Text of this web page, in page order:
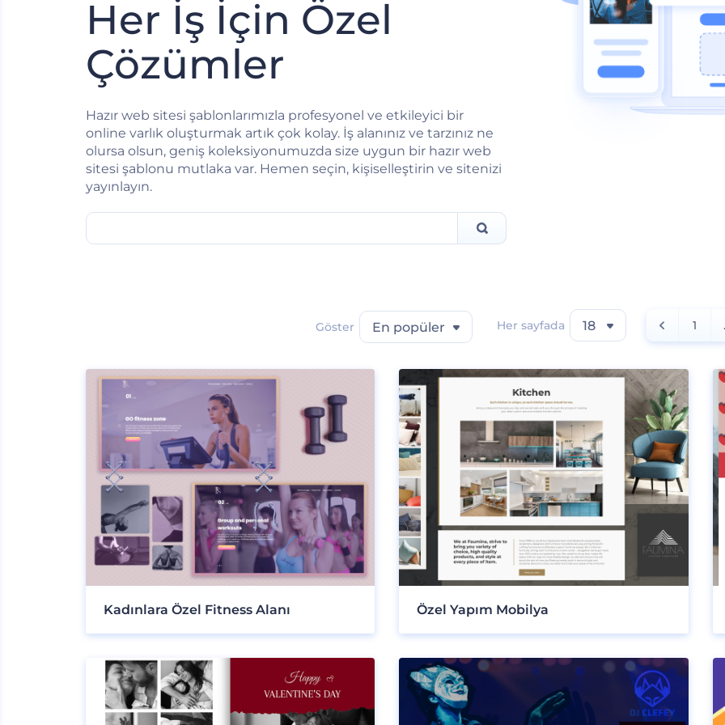
Her İş İçin Özel
Çözümler
Hazır web sitesi şablonlarımızla profesyonel ve etkileyici bir
online varlık oluşturmak artık çok kolay. İş alanınız ve tarzınız ne
olursa olsun, geniş koleksiyonumuzda size uygun bir hazır web
sitesi şablonu mutlaka var. Hemen seçin, kişiselleştirin ve sitenizi
yayınlayın.
Göster En popüler Her sayfada 18 1
Kadınlara Özel Fitness Alanı Özel Yapım Mobilya